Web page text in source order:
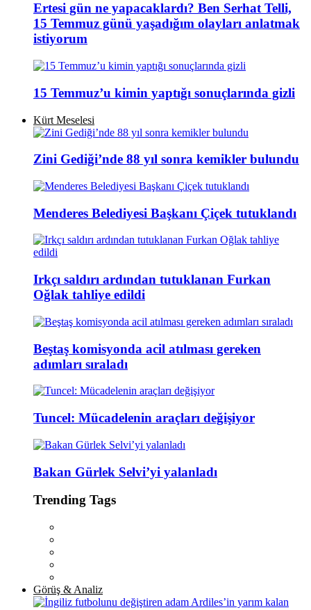
Ertesi gün ne yapacaklardı? Ben Serhat Telli,
15 Temmuz günü yaşadığım olayları anlatmak
istiyorum
15 Temmuz’u kimin yaptığı sonuçlarında gizli
Kürt Meselesi
Zini Gediği’nde 88 yıl sonra kemikler bulundu
Menderes Belediyesi Başkanı Çiçek tutuklandı
Irkçı saldırı ardından tutuklanan Furkan
Oğlak tahliye edildi
Beştaş komisyonda acil atılması gereken
adımları sıraladı
Tuncel: Mücadelenin araçları değişiyor
Bakan Gürlek Selvi’yi yalanladı
Trending Tags
Görüş & Analiz